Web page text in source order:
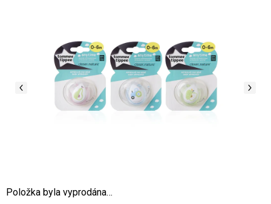
Položka byla vyprodána…